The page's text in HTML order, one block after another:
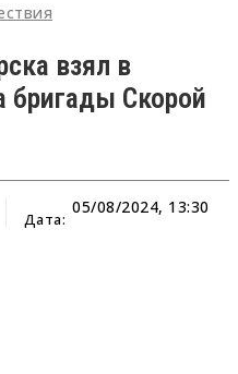
взял в
бригады Скорой
Дата:
05/08/2024, 13:30